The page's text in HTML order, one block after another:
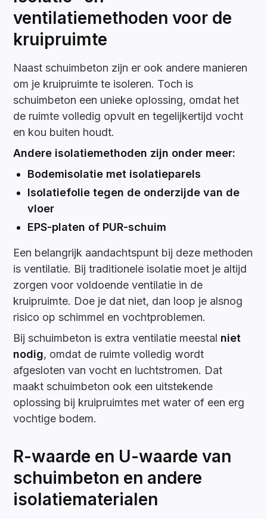
ventilatiemethoden voor de
kruipruimte
Naast schuimbeton zijn er ook andere manieren
om je kruipruimte te isoleren. Toch is
schuimbeton een unieke oplossing, omdat het
de ruimte volledig opvult en tegelijkertijd vocht
en kou buiten houdt.
Andere isolatiemethoden zijn onder meer:
Bodemisolatie met isolatieparels
Isolatiefolie tegen de onderzijde van de
vloer
EPS-platen of PUR-schuim
Een belangrijk aandachtspunt bij deze methoden
is ventilatie. Bij traditionele isolatie moet je altijd
zorgen voor voldoende ventilatie in de
kruipruimte. Doe je dat niet, dan loop je alsnog
risico op schimmel en vochtproblemen.
Bij schuimbeton is extra ventilatie meestal niet
nodig, omdat de ruimte volledig wordt
afgesloten van vocht en luchtstromen. Dat
maakt schuimbeton ook een uitstekende
oplossing bij kruipruimtes met water of een erg
vochtige bodem.
R-waarde en U-waarde van
schuimbeton en andere
isolatiematerialen